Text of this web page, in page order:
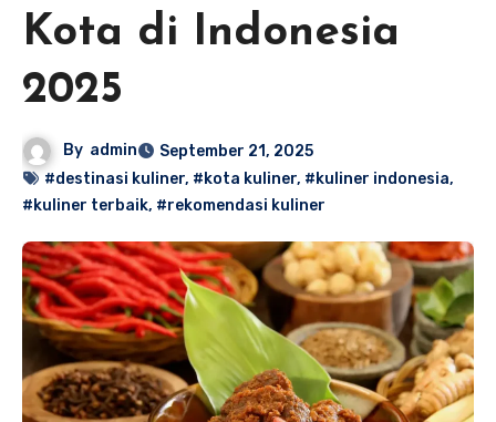
Kota di Indonesia
2025
By admin
September 21, 2025
#destinasi kuliner, #kota kuliner, #kuliner indonesia,
#kuliner terbaik, #rekomendasi kuliner